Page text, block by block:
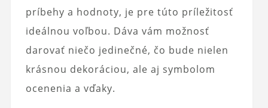
príbehy a hodnoty, je pre túto príležitosť
ideálnou voľbou. Dáva vám možnosť
darovať niečo jedinečné, čo bude nielen
krásnou dekoráciou, ale aj symbolom
ocenenia a vďaky.